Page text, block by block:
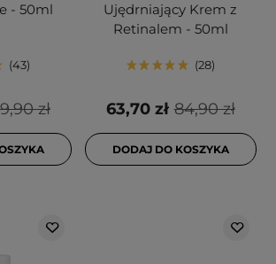
- 50ml
43
zł
Ujędrniający Krem z
Retinalem - 50ml
28
84,90 zł
63,70 zł
DODAJ DO KOSZYKA